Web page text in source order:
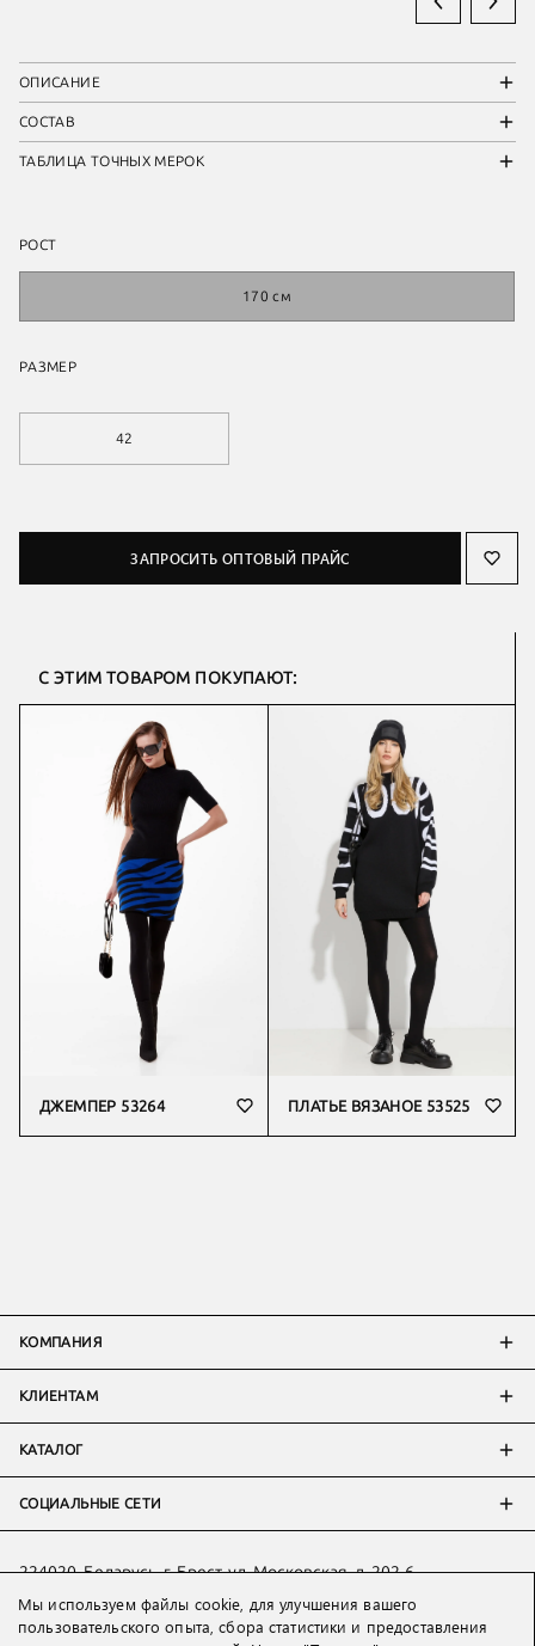
ОПИСАНИЕ
СОСТАВ
ТАБЛИЦА ТОЧНЫХ МЕРОК
РОСТ
170 см
РАЗМЕР
42
ЗАПРОСИТЬ ОПТОВЫЙ ПРАЙС
С ЭТИМ ТОВАРОМ ПОКУПАЮТ:
ДЖЕМПЕР 53264 ПЛАТЬЕ ВЯЗАНОЕ 53525
КОМПАНИЯ
КЛИЕНТАМ
КАТАЛОГ
СОЦИАЛЬНЫЕ СЕТИ
224020, Беларусь, г. Брест, ул. Московская, д. 202-6
Тел:+7 993 398 36 60(WhatsApp
Тел:+375 29 205 80 10( WhatsApp,Viber)
Мы используем файлы cookie, для улучшения вашего
пользовательского опыта, сбора статистики и предоставления